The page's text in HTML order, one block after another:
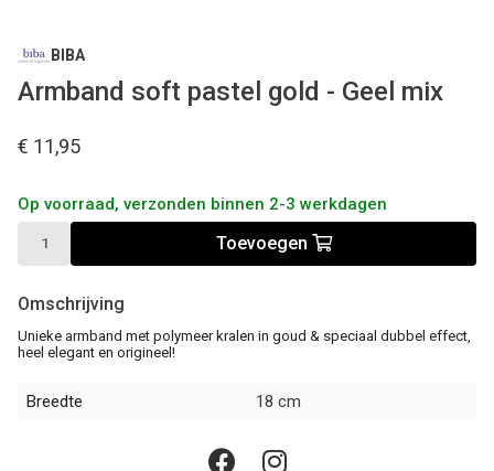
BIBA
Armband soft pastel gold - Geel mix
€ 11,95
Op voorraad, verzonden binnen 2-3 werkdagen
Toevoegen
Omschrijving
Unieke armband met polymeer kralen in goud & speciaal dubbel effect,
heel elegant en origineel!
Breedte 18 cm